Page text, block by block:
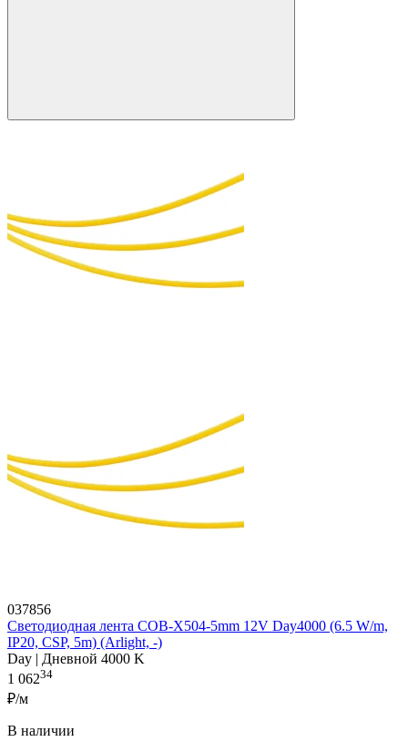
037856
Светодиодная лента COB-X504-5mm 12V Day4000 (6.5 W/m,
IP20, CSP, 5m) (Arlight, -)
Day | Дневной 4000 K
1 06234
₽/м
В наличии